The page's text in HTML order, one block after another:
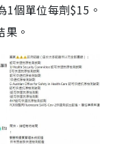
個單位每劑$15。
。